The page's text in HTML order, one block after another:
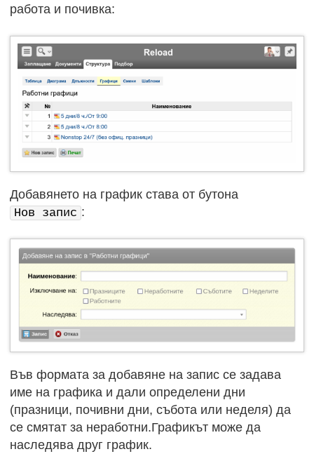
работа и почивка:
Добавянето на график става от бутона
Нов запис :
Във формата за добавяне на запис се задава
име на графика и дали определени дни
(празници, почивни дни, събота или неделя) да
се смятат за неработни.Графикът може да
наследява друг график.